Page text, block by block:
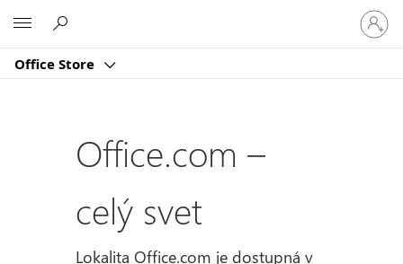
Office Store
sa
k
kontu
Office.com –
celý svet
Lokalita Office.com je dostupná v